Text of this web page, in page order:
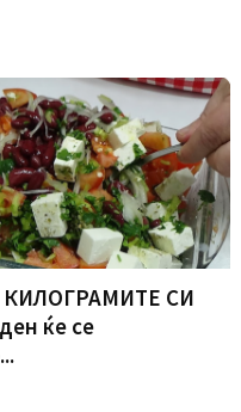
КИЛОГРАМИТЕ СИ
ќе се